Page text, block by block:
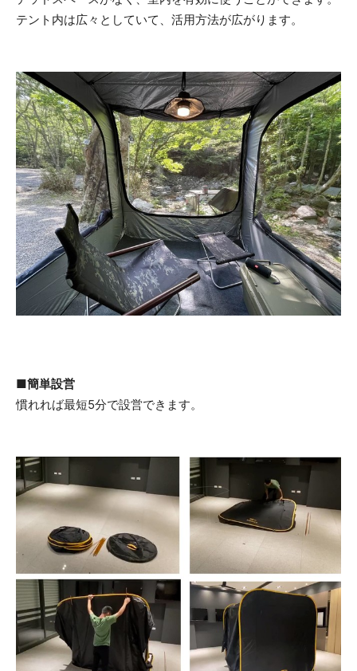
テント内は広々としていて、活用方法が広がります。
■簡単設営
慣れれば最短5分で設営できます。